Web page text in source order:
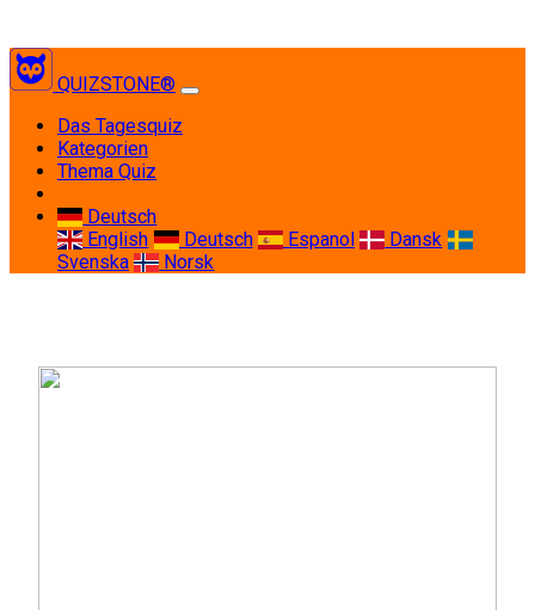
QUIZSTONE®
Das Tagesquiz
Kategorien
Thema Quiz
Deutsch
English
Deutsch Espanol
Dansk
Svenska
Norsk